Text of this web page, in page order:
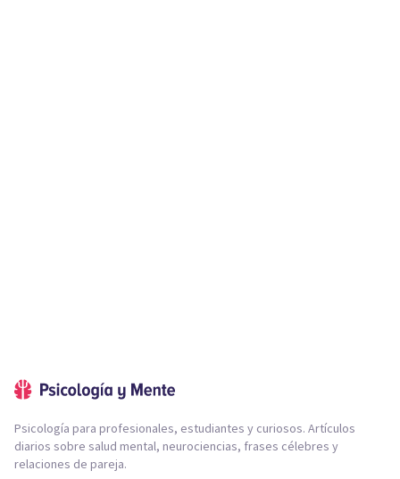
Psicología para profesionales, estudiantes y curiosos. Artículos
diarios sobre salud mental, neurociencias, frases célebres y
relaciones de pareja.